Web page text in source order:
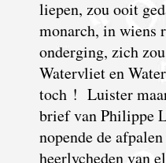
liepen, zou ooit
monarch, in wiens
onderging, zich
Watervliet en
toch ! Luister
brief van Philippe
nopende de
heerlycheden van